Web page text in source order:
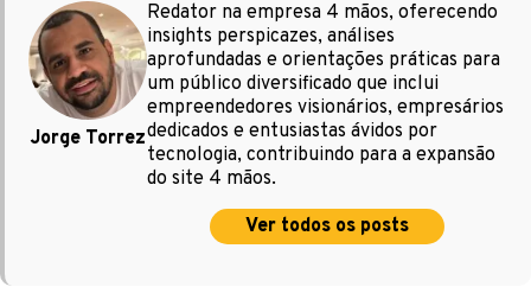
Jorge Torrez
Redator na empresa 4 mãos, oferecendo
insights perspicazes, análises
aprofundadas e orientações práticas para
um público diversificado que inclui
empreendedores visionários, empresários
dedicados e entusiastas ávidos por
tecnologia, contribuindo para a expansão
do site 4 mãos.
Ver todos os posts